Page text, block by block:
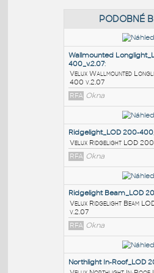
Wallmounted
400_v.2.07:
Velux
400 v.2.07
RFA Okna
Ridgelight_LOD
Velux Ridgelight